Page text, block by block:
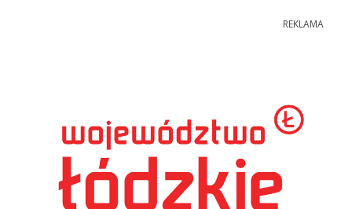
REKLAMA